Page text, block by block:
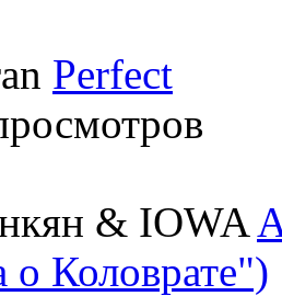
Perfect
& IOWA
о Коловрате")